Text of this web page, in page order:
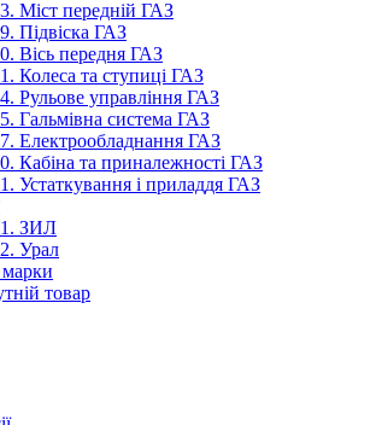
Міст передній ГАЗ
Підвіска ГАЗ
Вісь передня ГАЗ
Колеса та ступиці ГАЗ
Рульове управління ГАЗ
Гальмівна система ГАЗ
Електрообладнання ГАЗ
Кабіна та приналежності ГАЗ
Устаткування і приладдя ГАЗ
ЗИЛ
Урал
марки
товар